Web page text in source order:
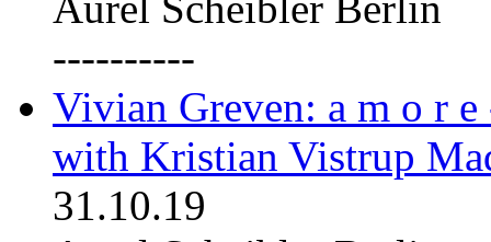
----------
Vivian Greven: a m o r
with Kristian Vistrup
31.10.19